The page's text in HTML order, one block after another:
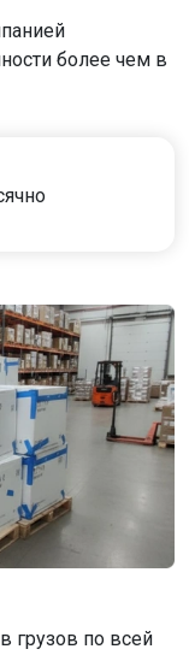
более чем в
грузов по всей